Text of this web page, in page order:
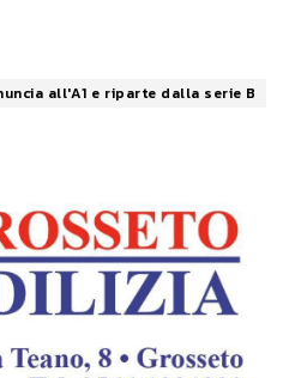
all'A1 e riparte dalla serie B